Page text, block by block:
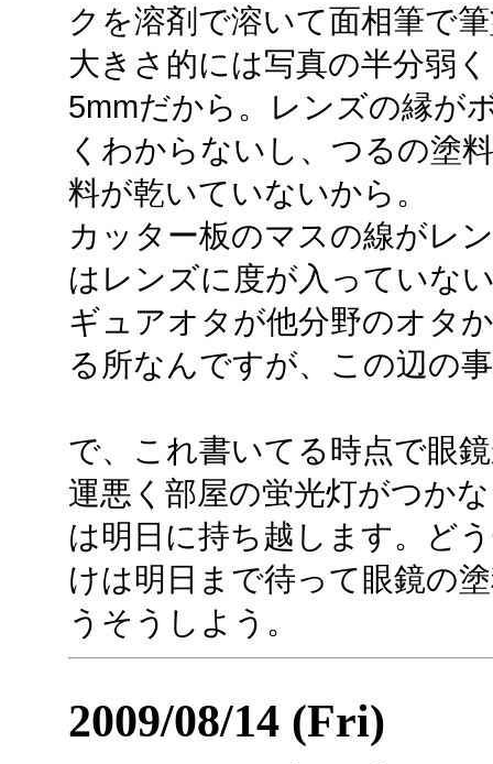
クを溶剤で溶いて面相筆で
大きさ的には写真の半分弱
5mmだから。レンズの縁が
くわからないし、つるの塗
料が乾いていないから。
カッター板のマスの線がレ
はレンズに度が入っていな
ギュアオタが他分野のオタ
る所なんですが、この辺の
で、これ書いてる時点で眼
運悪く部屋の蛍光灯がつか
は明日に持ち越します。ど
けは明日まで待って眼鏡の
うそうしよう。
2009/08/14 (Fri)